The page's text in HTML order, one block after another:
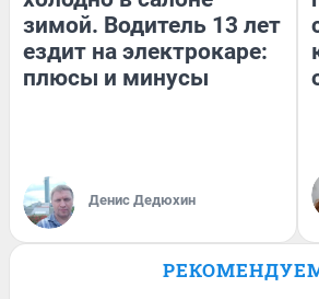
зимой. Водитель 13 лет
ездит на электрокаре:
плюсы и минусы
Денис Дедюхин